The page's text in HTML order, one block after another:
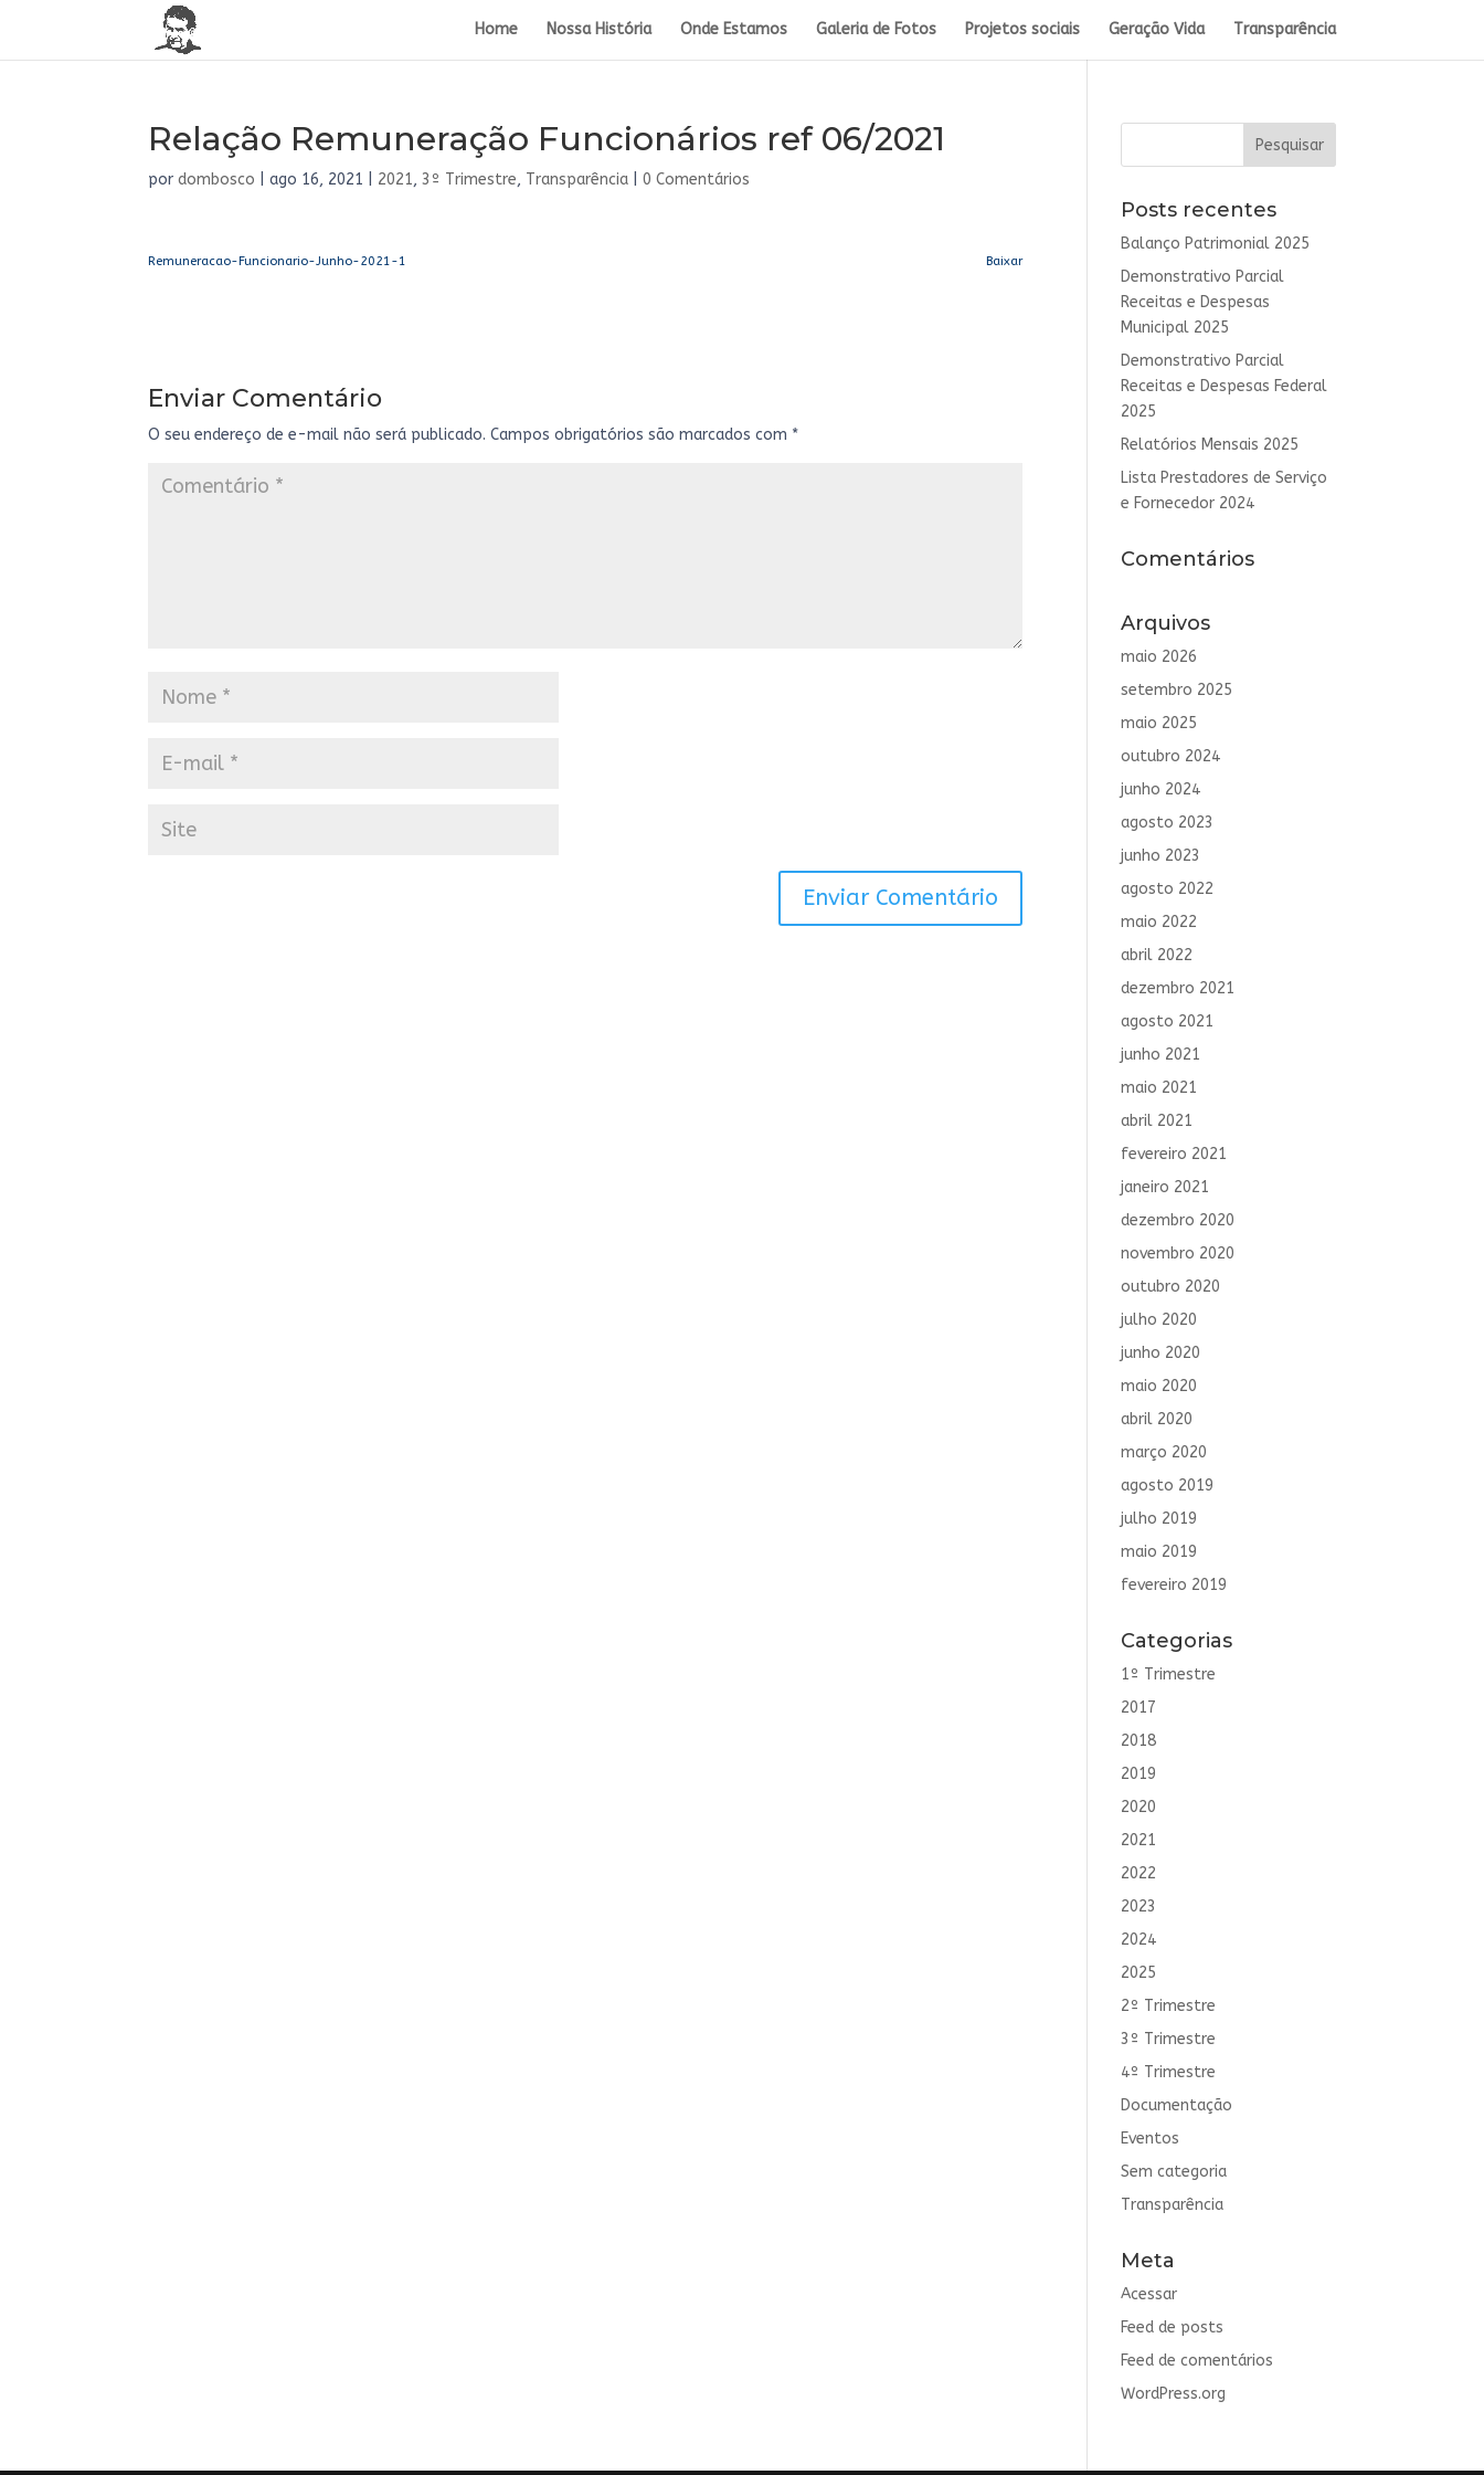
Home Nossa História Onde Estamos Galeria de Fotos Projetos sociais Geração Vida Transparência
Relação Remuneração Funcionários ref 06/2021
pordombosco |ago 16, 2021 2021,3º Trimestre, Transparência |0 Comentários
Remuneracao-Funcionario-Junho-2021-1 Baixar
Enviar Comentário
O seu endereço de e-mail não será publicado. Campos obrigatórios são marcados com *
Posts recentes
Balanço Patrimonial 2025
Demonstrativo Parcial
Receitas e Despesas
Municipal 2025
Demonstrativo Parcial
Receitas e Despesas Federal
2025
Relatórios Mensais 2025
Lista Prestadores de Serviço
e Fornecedor 2024
Comentários
Arquivos
maio 2026
setembro 2025
maio 2025
outubro 2024
junho 2024
agosto 2023
junho 2023
agosto 2022
maio 2022
abril 2022
dezembro 2021
agosto 2021
junho 2021
maio 2021
abril 2021
fevereiro 2021
janeiro 2021
dezembro 2020
novembro 2020
outubro 2020
julho 2020
junho 2020
maio 2020
abril 2020
março 2020
agosto 2019
julho 2019
maio 2019
fevereiro 2019
Categorias
1º Trimestre
2017
2018
2019
2020
2021
2022
2023
2024
2025
2º Trimestre
3º Trimestre
4º Trimestre
Documentação
Eventos
Sem categoria
Transparência
Meta
Acessar
Feed de posts
Feed de comentários
WordPress.org